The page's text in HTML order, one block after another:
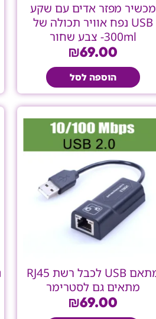
מכשיר מפזר אדים עם שקע
USB נפח אוויר תכולה של
300ml- צבע שחור
₪69.00
הוספה לסל
מתאם USB לכבל רשת RJ45
מתאים גם לסטרימר
₪69.00